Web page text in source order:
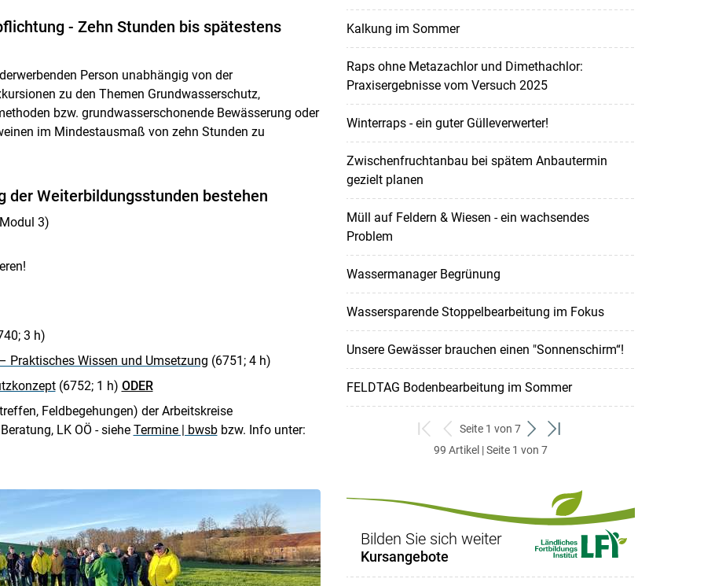
Skip to main content
- Zehn Stunden bis spätestens
Person unabhängig von der
zu den Themen Grundwasserschutz,
bzw. grundwasserschonende Bewässerung oder
im Mindestausmaß von zehn Stunden zu
der Weiterbildungsstunden bestehen
3)
3 h)
Praktisches Wissen und Umsetzung (6751; 4 h)
(6752; 1 h) ODER
Feldbegehungen) der Arbeitskreise
LK OÖ - siehe Termine | bwsbbzw. Info unter:
Kalkung im Sommer
Raps ohne Metazachlor und Dimethachlor:
Praxisergebnisse vom Versuch 2025
Winterraps - ein guter Gülleverwerter!
Zwischenfruchtanbau bei spätem Anbautermin
gezielt planen
Müll auf Feldern & Wiesen - ein wachsendes
Problem
Wassermanager Begrünung
Wassersparende Stoppelbearbeitung im Fokus
Unsere Gewässer brauchen einen "Sonnenschirm“!
FELDTAG Bodenbearbeitung im Sommer
zum
ersten
zurück
zum
Seite 1 von 7
weiter
zum
zum
99 Artikel | Seite 1 von 7
Bilden Sie sich weiter
Kursangebote